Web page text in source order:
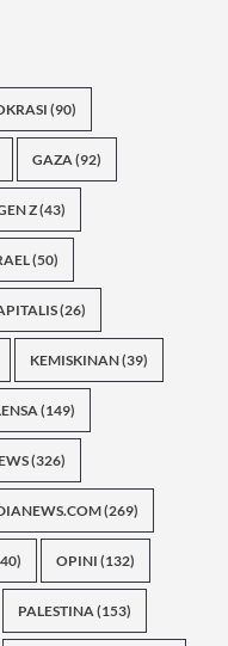
(90)
GAZA(92)
Z(43)
(50)
(26)
KEMISKINAN(39)
(149)
(326)
(269)
OPINI (132)
PALESTINA(153)